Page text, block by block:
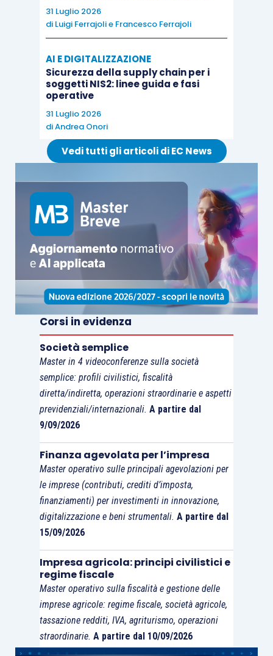
Libera
scioglimento
scioglimento
degli
amministratori
amministratori coloro
che siano colpiti da
dell’ordinamento
sportivo o che lo siano
già in altri sodalizi
sportivi aderenti alla
medesima federazione
Nonmi sembra proprio checon lo stesso
termine, società a responsabilità limitata,
indichi la stessa cosa.
d’accordo” sul significato da dare a questi
termini, sarà difficile arrivare a quellalegge
quadrosullo sport che, comunque, alla luce,
forse, anche di quanto sopra evidenziato, appare
semprepiù urgente.
31 Luglio 2026
di Luigi Ferrajolie Francesco Ferrajoli
AI E DIGITALIZZAZIONE
Sicurezza della supply chain per i
soggetti NIS2: linee guida e fasi
operative
31 Luglio 2026
diAndrea Onori
Vedi tutti gli articoli di EC News
Corsi in evidenza
Società semplice
Master in 4 videoconferenze sulla società
semplice: profili civilistici, fiscalità
diretta/indiretta, operazioni straordinarie e aspetti
previdenziali/internazionali. A partire dal
9/09/2026
Finanza agevolata per l’impresa
Master operativo sulle principali agevolazioni per
le imprese (contributi, crediti d’imposta,
finanziamenti) per investimenti in innovazione,
digitalizzazione e beni strumentali. A partire dal
15/09/2026
Impresa agricola: principi civilistici e
regime fiscale
Master operativo sulla fiscalità e gestione delle
imprese agricole: regime fiscale, società agricole,
tassazione redditi, IVA, agriturismo, operazioni
straordinarie. A partire dal 10/09/2026